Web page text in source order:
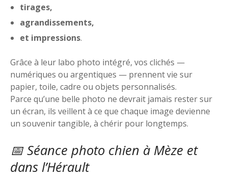
tirages,
agrandissements,
et impressions.
Grâce à leur labo photo intégré, vos clichés —
numériques ou argentiques — prennent vie sur
papier, toile, cadre ou objets personnalisés.
Parce qu’une belle photo ne devrait jamais rester sur
un écran, ils veillent à ce que chaque image devienne
un souvenir tangible, à chérir pour longtemps.
📅 Séance photo chien à Mèze et
dans l’Hérault